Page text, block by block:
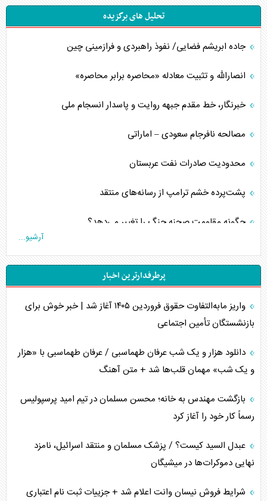
تحلیل های برگزیده
جاده ابریشم فضایی/ نفوذ راهبردی و فرازمینی چین
انصارالله و تثبیت معادله «محاصره برابر محاصره»
خبرنگار، خط مقدم جبهه روایت و پاسدار انسجام ملی
مصالحه نافرجام سعودی – اماراتی
محدودیت صادرات نفت عربستان
پشت‌پرده خشم ترامپ از رسانه‌های منتقد
چگونه مقاومت صحنه جنگ را تغییر می‌دهد؟
جنگ رمضان و معضل حضور نظامیان آمریکایی
تحلیل جامع پدیده تراستی‌ها
تأثیر جنگ ایران و آمریکا بر اقتصاد جهانی
اربعین، کابوس مشترک تل‌آویو-واشنگتن
برنامه هفتم توسعه در نقطه کور سیاستگذاری
اوکراین بازوی مخرب آمریکا در غرب آسیا
اهمیت راهبردی اردن برای آمریکا
آرشیو...
پرطرفدارترین اخبار
واریز مابه‌التفاوت حقوق فروردین ۱۴۰۵ آغاز شد | خبر خوش برای
بازنشستگان تأمین اجتماعی
دانلود هزار و یک شب عرفان طهماسبی / عرفان طهماسبی با «هزار
و یک شب» مهمان قلب‌ها شد + متن آهنگ
بازگشت مهندس به خانه؛ محسن مسلمان در تیم امید پرسپولیس
رسماً کار خود را آغاز کرد
عبدل السید کیست؟ / پزشک مسلمان و منتقد اسرائیل، نامزد
نهایی دموکرات‌ها در میشیگان
شرایط فروش نیسان وانت اعلام شد + جزییات ثبت نام اعتباری